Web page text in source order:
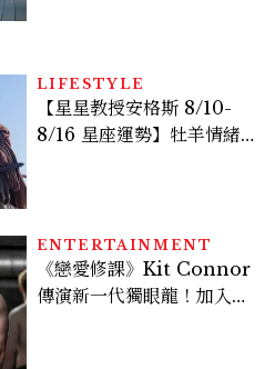
LIFESTYLE
【星星教授安格斯 8/10-
8/16 星座運勢】牡羊情緒
ENTERTAINMENT
《戀愛修課》Kit Connor
傳演新一代獨眼龍！加入新